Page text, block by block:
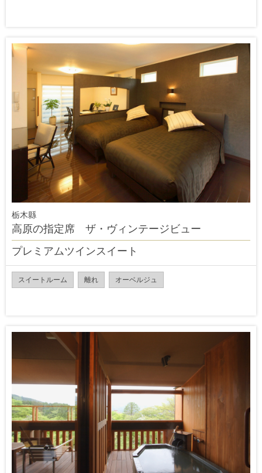
栃木縣
高原の指定席 ザ・ヴィンテージビュー
プレミアムツインスイート
スイートルーム 離れ オーベルジュ